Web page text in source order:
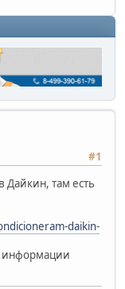
#1
Дайкин, там есть
daikin-
информации